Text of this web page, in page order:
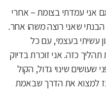
אני עמדתי בצומת – אחרי
עשיתי בעצמי, עם כל
כזה. אני זוכרת בדיוק
שעושים שינוי גדול, הקול
למצוא את הדרך שבאמת